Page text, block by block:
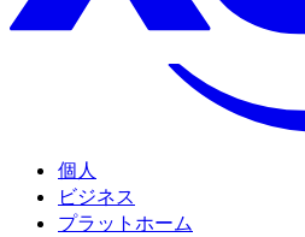
個人
ビジネス
プラットホーム